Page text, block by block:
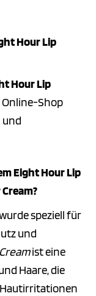
Hour Lip
Hour Lip
Shop
und
Eight Hour Lip
speziell für
und
ist eine
Haare, die